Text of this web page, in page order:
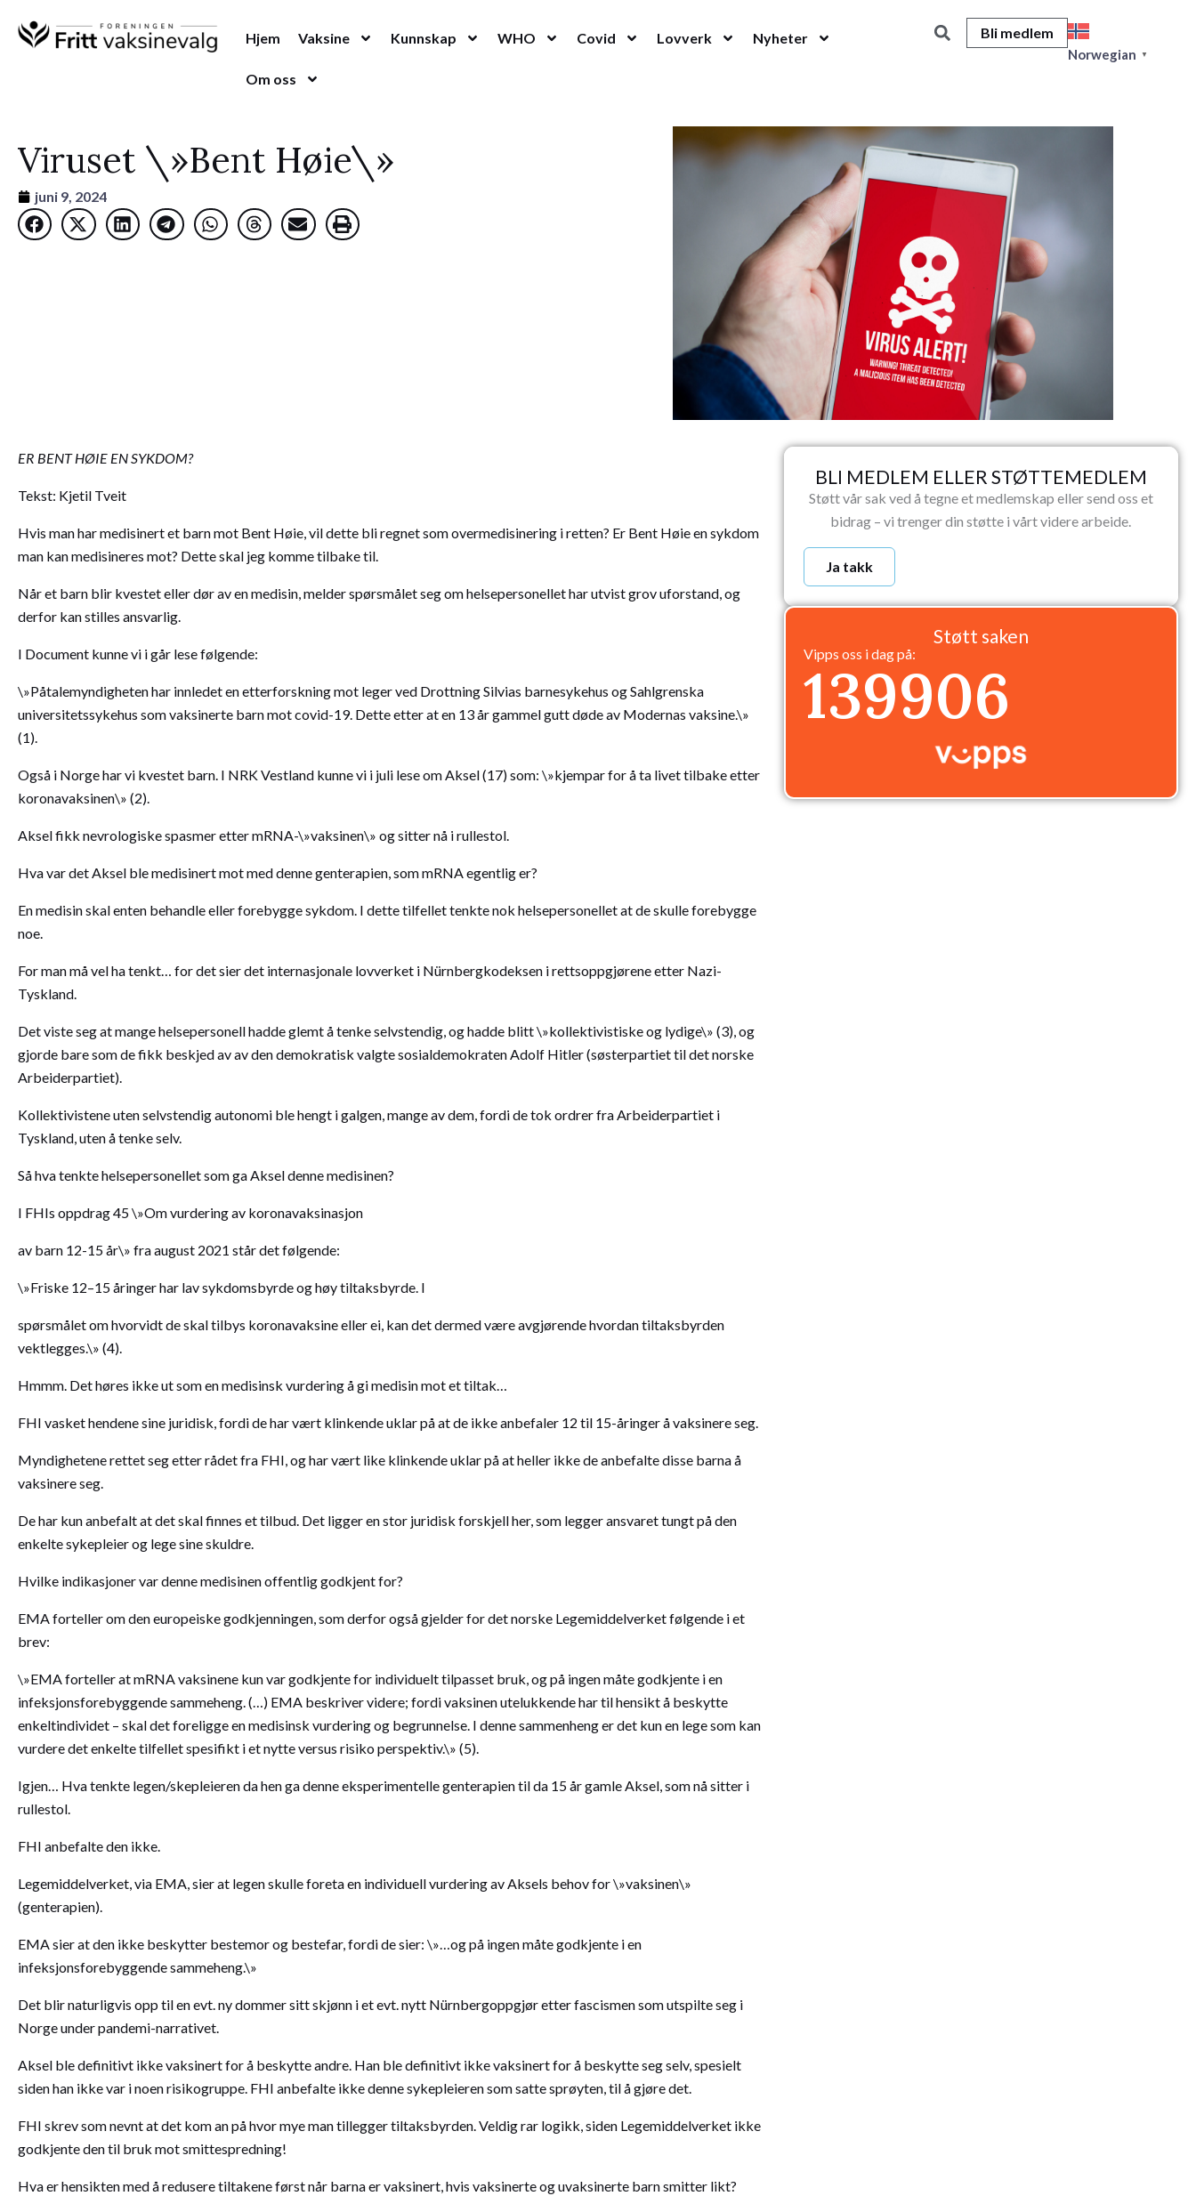
rett
Hjem Vaksine Kunnskap WHO Covid Lovverk Nyheter
Om oss
Bli medlem
Norwegian ▼
Viruset \»Bent Høie\»
juni 9, 2024
ER BENT HØIE EN SYKDOM?
Tekst: Kjetil Tveit
Hvis man har medisinert et barn mot Bent Høie, vil dette bli regnet som overmedisinering i retten? Er Bent Høie en sykdom
man kan medisineres mot? Dette skal jeg komme tilbake til.
Når et barn blir kvestet eller dør av en medisin, melder spørsmålet seg om helsepersonellet har utvist grov uforstand, og
derfor kan stilles ansvarlig.
I Document kunne vi i går lese følgende:
\»Påtalemyndigheten har innledet en etterforskning mot leger ved Drottning Silvias barnesykehus og Sahlgrenska
universitetssykehus som vaksinerte barn mot covid-19. Dette etter at en 13 år gammel gutt døde av Modernas vaksine.\»
(1).
Også i Norge har vi kvestet barn. I NRK Vestland kunne vi i juli lese om Aksel (17) som: \»kjempar for å ta livet tilbake etter
koronavaksinen\» (2).
Aksel fikk nevrologiske spasmer etter mRNA-\»vaksinen\» og sitter nå i rullestol.
Hva var det Aksel ble medisinert mot med denne genterapien, som mRNA egentlig er?
En medisin skal enten behandle eller forebygge sykdom. I dette tilfellet tenkte nok helsepersonellet at de skulle forebygge
noe.
For man må vel ha tenkt… for det sier det internasjonale lovverket i Nürnbergkodeksen i rettsoppgjørene etter Nazi-
Tyskland.
Det viste seg at mange helsepersonell hadde glemt å tenke selvstendig, og hadde blitt \»kollektivistiske og lydige\» (3), og
gjorde bare som de fikk beskjed av av den demokratisk valgte sosialdemokraten Adolf Hitler (søsterpartiet til det norske
Arbeiderpartiet).
Kollektivistene uten selvstendig autonomi ble hengt i galgen, mange av dem, fordi de tok ordrer fra Arbeiderpartiet i
Tyskland, uten å tenke selv.
Så hva tenkte helsepersonellet som ga Aksel denne medisinen?
I FHIs oppdrag 45 \»Om vurdering av koronavaksinasjon
av barn 12-15 år\» fra august 2021 står det følgende:
\»Friske 12–15 åringer har lav sykdomsbyrde og høy tiltaksbyrde. I
spørsmålet om hvorvidt de skal tilbys koronavaksine eller ei, kan det dermed være avgjørende hvordan tiltaksbyrden
vektlegges.\» (4).
Hmmm. Det høres ikke ut som en medisinsk vurdering å gi medisin mot et tiltak…
FHI vasket hendene sine juridisk, fordi de har vært klinkende uklar på at de ikke anbefaler 12 til 15-åringer å vaksinere seg.
Myndighetene rettet seg etter rådet fra FHI, og har vært like klinkende uklar på at heller ikke de anbefalte disse barna å
vaksinere seg.
De har kun anbefalt at det skal finnes et tilbud. Det ligger en stor juridisk forskjell her, som legger ansvaret tungt på den
enkelte sykepleier og lege sine skuldre.
Hvilke indikasjoner var denne medisinen offentlig godkjent for?
EMA forteller om den europeiske godkjenningen, som derfor også gjelder for det norske Legemiddelverket følgende i et
brev:
\»EMA forteller at mRNA vaksinene kun var godkjente for individuelt tilpasset bruk, og på ingen måte godkjente i en
infeksjonsforebyggende sammeheng. (…) EMA beskriver videre; fordi vaksinen utelukkende har til hensikt å beskytte
enkeltindividet – skal det foreligge en medisinsk vurdering og begrunnelse. I denne sammenheng er det kun en lege som kan
vurdere det enkelte tilfellet spesifikt i et nytte versus risiko perspektiv.\» (5).
Igjen… Hva tenkte legen/skepleieren da hen ga denne eksperimentelle genterapien til da 15 år gamle Aksel, som nå sitter i
rullestol.
FHI anbefalte den ikke.
Legemiddelverket, via EMA, sier at legen skulle foreta en individuell vurdering av Aksels behov for \»vaksinen\»
(genterapien).
EMA sier at den ikke beskytter bestemor og bestefar, fordi de sier: \»…og på ingen måte godkjente i en
infeksjonsforebyggende sammeheng.\»
Det blir naturligvis opp til en evt. ny dommer sitt skjønn i et evt. nytt Nürnbergoppgjør etter fascismen som utspilte seg i
Norge under pandemi-narrativet.
Aksel ble definitivt ikke vaksinert for å beskytte andre. Han ble definitivt ikke vaksinert for å beskytte seg selv, spesielt
siden han ikke var i noen risikogruppe. FHI anbefalte ikke denne sykepleieren som satte sprøyten, til å gjøre det.
FHI skrev som nevnt at det kom an på hvor mye man tillegger tiltaksbyrden. Veldig rar logikk, siden Legemiddelverket ikke
godkjente den til bruk mot smittespredning!
Hva er hensikten med å redusere tiltakene først når barna er vaksinert, hvis vaksinerte og uvaksinerte barn smitter likt?
BLI MEDLEM ELLER STØTTEMEDLEM
Støtt vår sak ved å tegne et medlemskap eller send oss et
bidrag – vi trenger din støtte i vårt videre arbeide.
Ja takk
Støtt saken
Vipps oss i dag på:
139906